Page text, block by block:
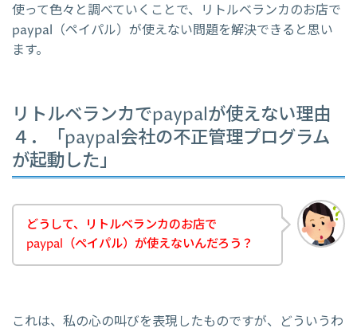
使って色々と調べていくことで、リトルベランカのお店で
paypal（ペイパル）が使えない問題を解決できると思い
ます。
リトルベランカでpaypalが使えない理由
４．「paypal会社の不正管理プログラム
が起動した」
どうして、リトルベランカのお店で
paypal（ペイパル）が使えないんだろう？
これは、私の心の叫びを表現したものですが、どういうわ